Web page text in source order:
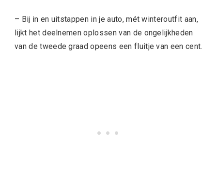
– Bij in en uitstappen in je auto, mét winteroutfit aan,
lijkt het deelnemen oplossen van de ongelijkheden
van de tweede graad opeens een fluitje van een cent.